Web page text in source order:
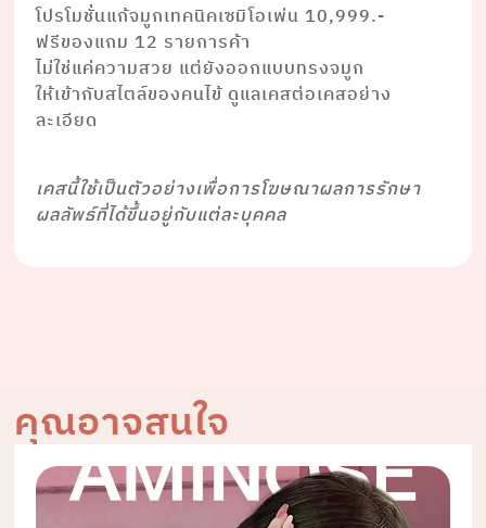
โปรโมชั่นแก้จมูกเทคนิคเซมิโอเพ่น 10,999.-
ฟรีของแถม 12 รายการค้า
ไม่ใช่แค่ความสวย แต่ยังออกแบบทรงจมูก
ให้เข้ากับสไตล์ของคนไข้ ดูแลเคสต่อเคสอย่าง
ละเอียด
เคสนี้ใช้เป็นตัวอย่างเพื่อการโฆษณาผลการรักษา
ผลลัพธ์ที่ได้ขึ้นอยู่กับแต่ละบุคคล
คุณอาจสนใจ